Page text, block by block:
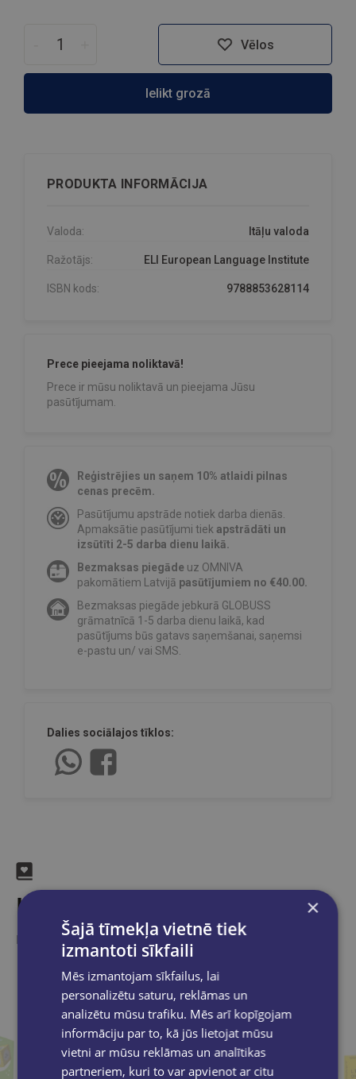
Vēlos
Ielikt grozā
PRODUKTA INFORMĀCIJA
Valoda: Itāļu valoda
Ražotājs: ELI European Language Institute
ISBN kods: 9788853628114
Prece pieejama noliktavā!
Prece ir mūsu noliktavā un pieejama Jūsu
pasūtījumam.
Reģistrējies un saņem 10% atlaidi pilnas
cenas precēm.
Pasūtījumu apstrāde notiek darba dienās.
Apmaksātie pasūtījumi tiek apstrādāti un
izsūtīti 2-5 darba dienu laikā.
Bezmaksas piegāde uz OMNIVA
pakomātiem Latvijā pasūtījumiem no €40.00.
Bezmaksas piegāde jebkurā GLOBUSS
grāmatnīcā 1-5 darba dienu laikā, kad
pasūtījums būs gatavs saņemšanai, saņemsi
e-pastu un/ vai SMS.
Dalies sociālajos tīklos:
Līdzīgas preces
Ieskaties, varbūt noder
×
Šajā tīmekļa vietnē tiek
izmantoti sīkfaili
Mēs izmantojam sīkfailus, lai
personalizētu saturu, reklāmas un
analizētu mūsu trafiku. Mēs arī kopīgojam
informāciju par to, kā jūs lietojat mūsu
vietni ar mūsu reklāmas un analītikas
partneriem, kuri to var apvienot ar citu